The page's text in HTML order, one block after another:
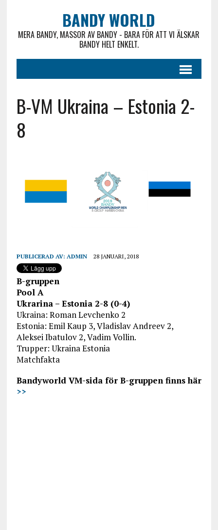
BANDY WORLD
MERA BANDY, MASSOR AV BANDY - BARA FÖR ATT VI ÄLSKAR
BANDY HELT ENKELT.
B-VM Ukraina – Estonia 2-
8
PUBLICERAD AV: ADMIN 28 JANUARI, 2018
B-gruppen
Pool A
Ukrarina – Estonia 2-8 (0-4)
Ukraina: Roman Levchenko 2
Estonia: Emil Kaup 3, Vladislav Andreev 2,
Aleksei Ibatulov 2, Vadim Vollin.
Trupper: Ukraina Estonia
Matchfakta
Bandyworld VM-sida för B-gruppen finns här
>>